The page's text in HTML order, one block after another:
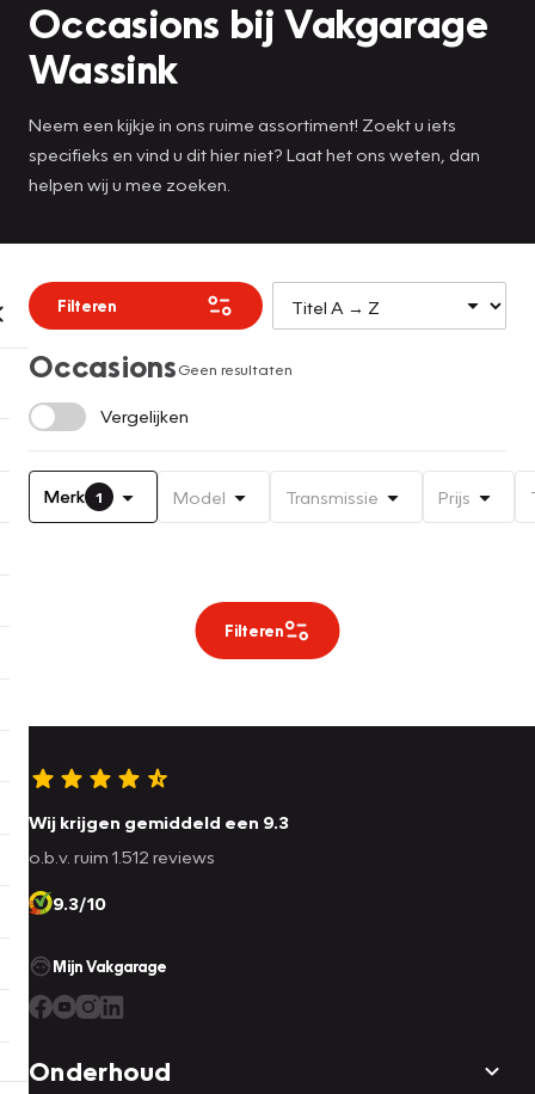
Occasions bij Vakgarage
Wassink
Neem een kijkje in ons ruime assortiment! Zoekt u iets
specifieks en vind u dit hier niet? Laat het ons weten, dan
helpen wij u mee zoeken.
Filteren
OccasionsGeen resultaten
Vergelijken
Merk 1 Model Transmissie Prijs
Filteren
Wij krijgen gemiddeld een 9.3
o.b.v. ruim 1.512 reviews
9.3/10
Mijn Vakgarage
Onderhoud